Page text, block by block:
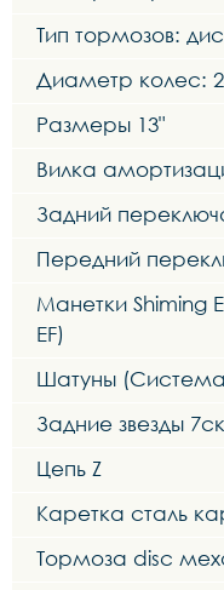
Тип тормозов:
Диаметр колес:
Размеры 13"
Вилка
Задний
Передний
Манетки Shiming
EF)
Шатуны
Задние звезды
Цепь Z
Каретка сталь
Тормоза disc